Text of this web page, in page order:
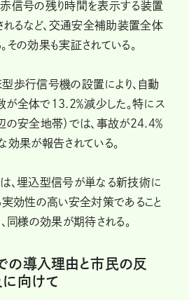
信号の残り時間を表示する装置
るなど、交通安全補助装置全体
その効果も実証されている。
歩行信号機の設置により、自動
全体で13.2％減少した。特にス
の安全地帯）では、事故が24.4％
効果が報告されている。
、埋込型信号が単なる新技術に
実効性の高い安全対策であること
同様の効果が期待される。
の導入理由と市民の反
に向けて